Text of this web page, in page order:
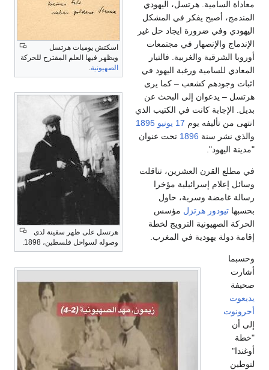
اسكتش يوميات هرتسل
ويظهر فيها العلم المقترح للحركة
الصهيونية.
هرتسل على ظهر سفينة لدى
وصوله لسواحل فلسطين، 1898.
معاداة السامية. هرتسل، اليهودي
المندمج، أصبح يفكر في المشكل
اليهودي وفي ضرورة ايجاد حل غير
الإندماج والإنصهار في مجتمعات
أوروبا الشرقية والغربية. فالتيار
المعادي للسامية ورغبة اليهود في
اثبات وجودهم كشعب – كما يرى
هرتسل – يدعوان إلى البحث عن
بديل. الإجابة كانت في الكتيب الذي
انتهى من تأليفه يوم 17 يونيو
1895
والذي نشر سنة 1896 تحت عنوان
"مدينة اليهود".
في مطلع القرن العشرين، تناقلت
وسائل إعلام إسرائيلية مؤخرا
رسالة غامضة وسرية، حاول
بحسبها تيودور هرتزل مؤسس
الحركة الصهيونية الترويج لخطة
إقامة دولة يهودية في المغرب.
وحسبما
أشارت
صحيفة
يديعوت
أحرونوت
إلى أن
"خطة
أوغندا"
لتوطين